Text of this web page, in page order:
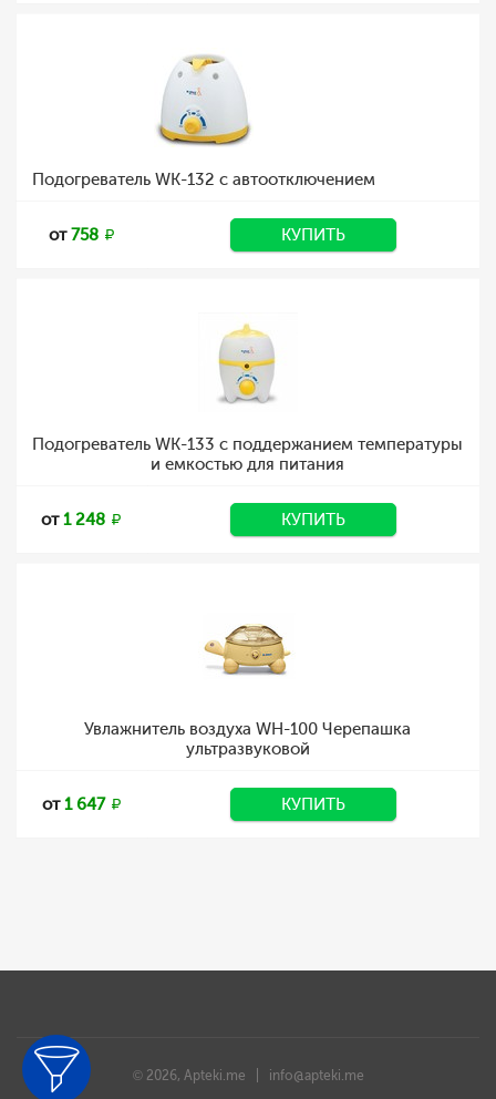
Подогреватель WK-132 с автоотключением
от758 КУПИТЬ
Подогреватель WK-133 с поддержанием температуры
и емкостью для питания
от1 248 КУПИТЬ
Увлажнитель воздуха WH-100 Черепашка
ультразвуковой
от1 647 КУПИТЬ
© 2026, Apteki.me | info@apteki.me